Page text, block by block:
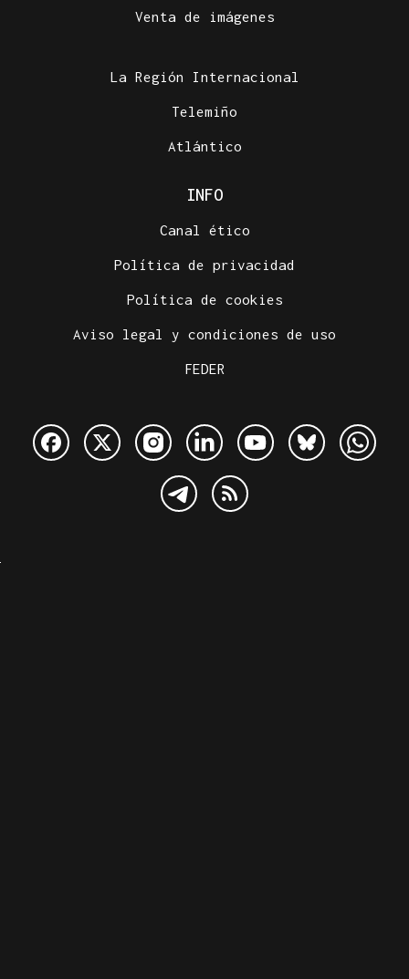
Venta de imágenes
La Región Internacional
Telemiño
Atlántico
INFO
Canal ético
Política de privacidad
Política de cookies
Aviso legal y condiciones de uso
FEDER